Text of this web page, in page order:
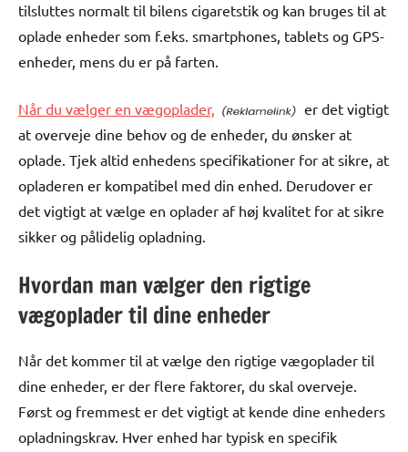
tilsluttes normalt til bilens cigaretstik og kan bruges til at
oplade enheder som f.eks. smartphones, tablets og GPS-
enheder, mens du er på farten.
Når du vælger en vægoplader,
er det vigtigt
at overveje dine behov og de enheder, du ønsker at
oplade. Tjek altid enhedens specifikationer for at sikre, at
opladeren er kompatibel med din enhed. Derudover er
det vigtigt at vælge en oplader af høj kvalitet for at sikre
sikker og pålidelig opladning.
Hvordan man vælger den rigtige
vægoplader til dine enheder
Når det kommer til at vælge den rigtige vægoplader til
dine enheder, er der flere faktorer, du skal overveje.
Først og fremmest er det vigtigt at kende dine enheders
opladningskrav. Hver enhed har typisk en specifik